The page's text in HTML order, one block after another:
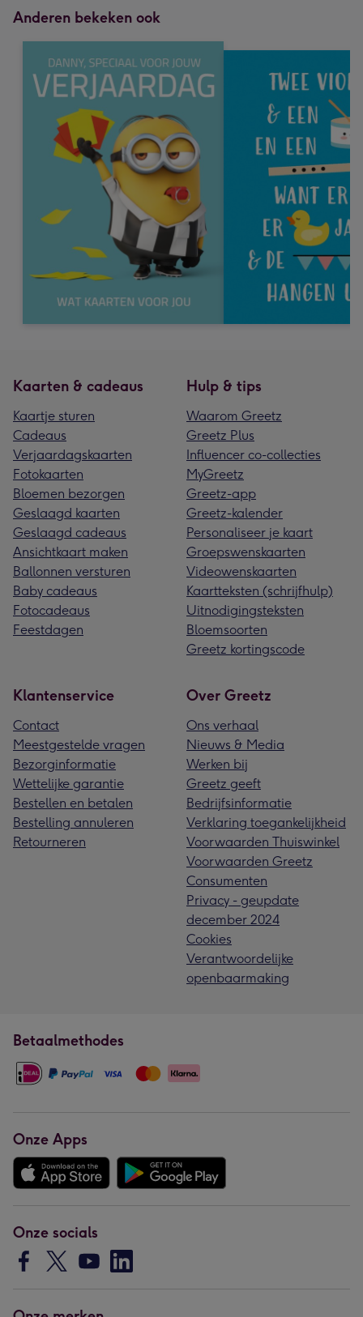
Anderen bekeken ook
Kaarten & cadeaus
Kaartje sturen
Cadeaus
Verjaardagskaarten
Fotokaarten
Bloemen bezorgen
Geslaagd kaarten
Geslaagd cadeaus
Ansichtkaart maken
Ballonnen versturen
Baby cadeaus
Fotocadeaus
Feestdagen
Hulp & tips
Waarom Greetz
Greetz Plus
Influencer co-collecties
MyGreetz
Greetz-app
Greetz-kalender
Personaliseer je kaart
Groepswenskaarten
Videowenskaarten
Kaartteksten (schrijfhulp)
Uitnodigingsteksten
Bloemsoorten
Greetz kortingscode
Klantenservice
Contact
Meestgestelde vragen
Bezorginformatie
Wettelijke garantie
Bestellen en betalen
Bestelling annuleren
Retourneren
Over Greetz
Ons verhaal
Nieuws & Media
Werken bij
Greetz geeft
Bedrijfsinformatie
Verklaring toegankelijkheid
Voorwaarden Thuiswinkel
Voorwaarden Greetz
Consumenten
Privacy - geupdate
december 2024
Cookies
Verantwoordelijke
openbaarmaking
Betaalmethodes
Onze Apps
Onze socials